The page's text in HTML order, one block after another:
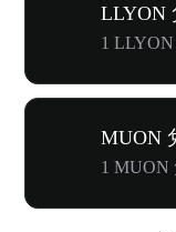
LLYON
1
MUON
1 MUON